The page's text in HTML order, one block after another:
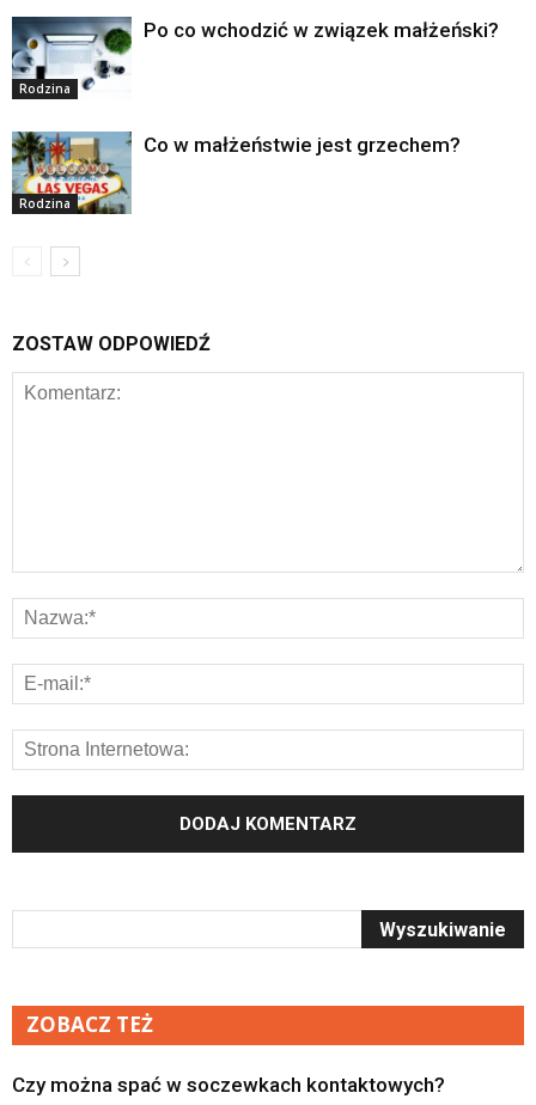
Rodzina
Po co wchodzić w związek małżeński?
Rodzina
Co w małżeństwie jest grzechem?
ZOSTAW ODPOWIEDŹ
ZOBACZ TEŻ
Czy można spać w soczewkach kontaktowych?